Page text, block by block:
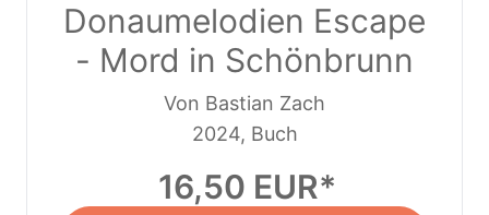
Donaumelodien Escape
- Mord in Schönbrunn
Von Bastian Zach
2024, Buch
16,50 EUR